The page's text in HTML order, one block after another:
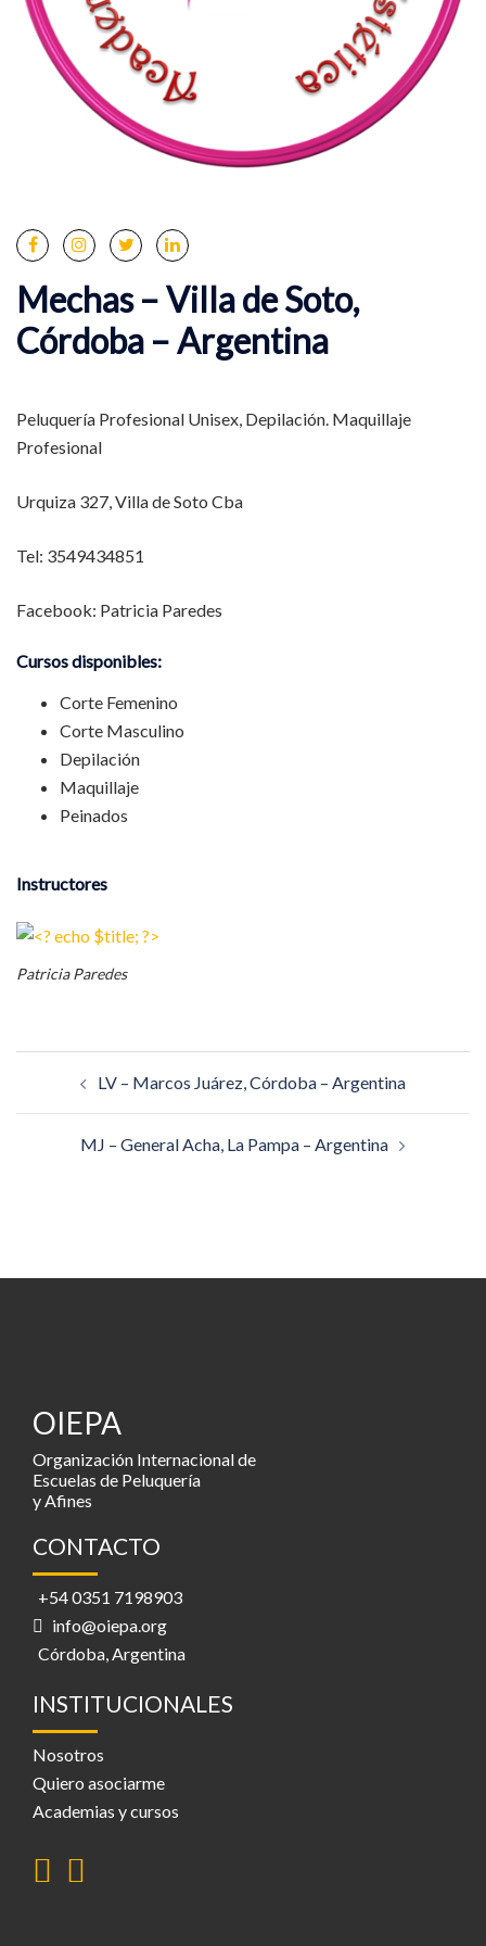
Mechas – Villa de Soto,
Córdoba – Argentina
Peluquería Profesional Unisex, Depilación. Maquillaje
Profesional
Urquiza 327, Villa de Soto Cba
Tel: 3549434851
Facebook: Patricia Paredes
Cursos disponibles:
Corte Femenino
Corte Masculino
Depilación
Maquillaje
Peinados
Instructores
Patricia Paredes
LV – Marcos Juárez, Córdoba – Argentina
MJ – General Acha, La Pampa – Argentina
OIEPA
Organización Internacional de
Escuelas de Peluquería
y Afines
CONTACTO
+54 0351 7198903
info@oiepa.org
Córdoba, Argentina
INSTITUCIONALES
Nosotros
Quiero asociarme
Academias y cursos